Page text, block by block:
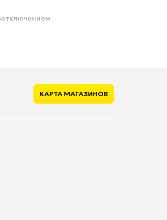
КАРТА МАГАЗИНОВ